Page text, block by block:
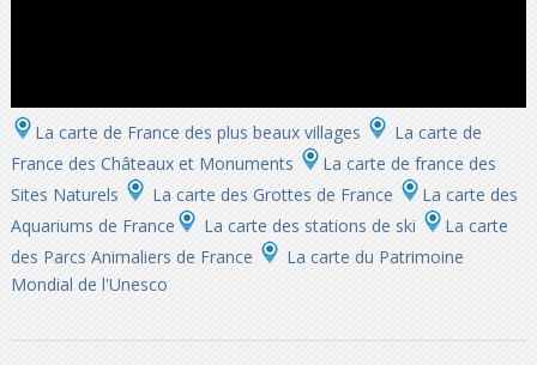
La carte de France des plus beaux villages
La carte de
France des Châteaux et Monuments
La carte de france des
Sites Naturels
La carte des Grottes de France
La carte des
Aquariums de France
La carte des stations de ski
La carte
des Parcs Animaliers de France
La carte du Patrimoine
Mondial de l'Unesco